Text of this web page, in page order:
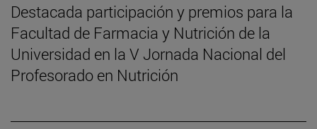
Destacada participación y premios para la
Facultad de Farmacia y Nutrición de la
Universidad en la V Jornada Nacional del
Profesorado en Nutrición